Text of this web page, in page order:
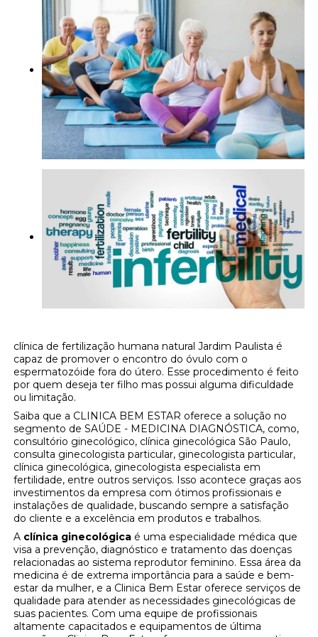
clínica de fertilização humana natural Jardim Paulista é
capaz de promover o encontro do óvulo com o
espermatozóide fora do útero. Esse procedimento é feito
por quem deseja ter filho mas possui alguma dificuldade
ou limitação.
Saiba que a CLINICA BEM ESTAR oferece a solução no
segmento de SAÚDE - MEDICINA DIAGNÓSTICA, como,
consultório ginecológico, clínica ginecológica São Paulo,
consulta ginecologista particular, ginecologista particular,
clínica ginecológica, ginecologista especialista em
fertilidade, entre outros serviços. Isso acontece graças aos
investimentos da empresa com ótimos profissionais e
instalações de qualidade, buscando sempre a satisfação
do cliente e a excelência em produtos e trabalhos.
A clínica ginecológica é uma especialidade médica que
visa a prevenção, diagnóstico e tratamento das doenças
relacionadas ao sistema reprodutor feminino. Essa área da
medicina é de extrema importância para a saúde e bem-
estar da mulher, e a Clinica Bem Estar oferece serviços de
qualidade para atender as necessidades ginecológicas de
suas pacientes. Com uma equipe de profissionais
altamente capacitados e equipamentos de última